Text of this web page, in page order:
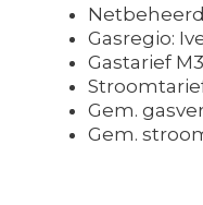
Gasregio:
Gastarief
Gem.
Gem.